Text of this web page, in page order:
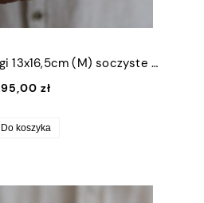
Talerzyk na drobiazgi 13x16,5cm (M) soczyste pomarańcze ze złotym rantem
95,00 zł
Do koszyka